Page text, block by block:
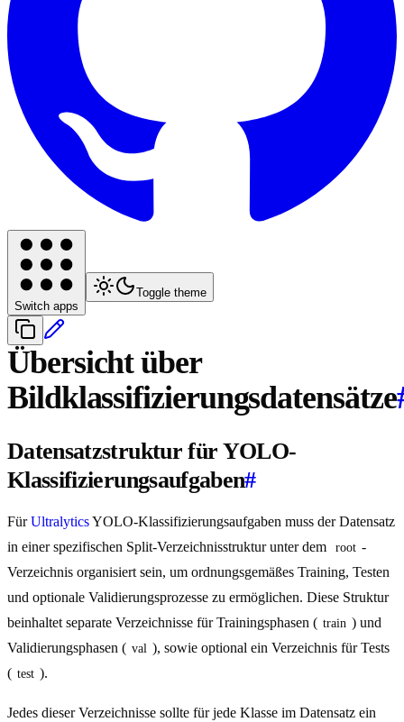
Switch apps
Toggle theme
Übersicht über
Bildklassifizierungsdatensätze
Datensatzstruktur für YOLO-
Klassifizierungsaufgaben#
FürUltralyticsYOLO-Klassifizierungsaufgaben muss der Datensatz
in einer spezifischen Split-Verzeichnisstruktur unter dem
root -
Verzeichnis organisiert sein, um ordnungsgemäßes Training, Testen
und optionale Validierungsprozesse zu ermöglichen. Diese Struktur
beinhaltet separate Verzeichnisse für Trainingsphasen ( train ) und
Validierungsphasen ( val ), sowie optional ein Verzeichnis für Tests
( test ).
Jedes dieser Verzeichnisse sollte für jede Klasse im Datensatz ein